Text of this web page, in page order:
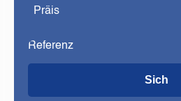
Präis
Sich